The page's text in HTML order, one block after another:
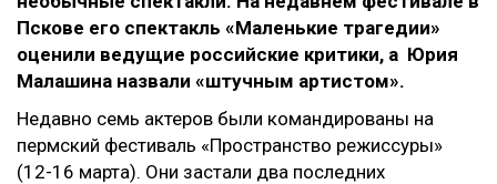
Пскове его спектакль «Маленькие трагедии»
оценили ведущие российские критики, а Юрия
Малашина назвали «штучным артистом».
Недавно семь актеров были командированы на
пермский фестиваль «Пространство режиссуры»
(12-16 марта). Они застали два последних